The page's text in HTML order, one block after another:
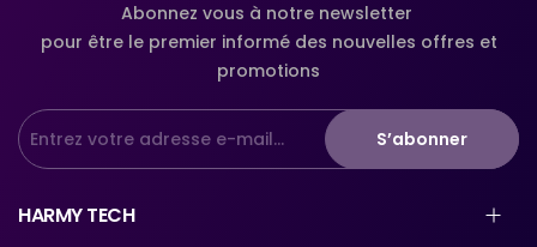
Abonnez vous à notre newsletter
pour être le premier informé des nouvelles offres et
promotions
S’abonner
HARMY TECH